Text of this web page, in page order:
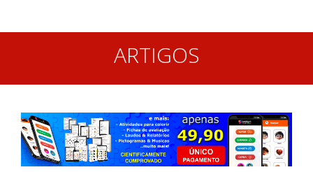
ARTIGOS